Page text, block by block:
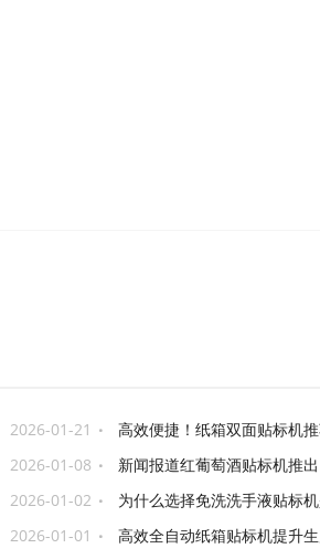
2026-01-21
高效便捷！纸箱双面贴标机
2026-01-08
新闻报道红葡萄酒贴标机推
产！
2026-01-02
为什么选择免洗洗手液贴标
2026-01-01
高效全自动纸箱贴标机提升